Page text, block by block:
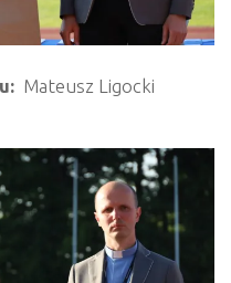
Mateusz Ligocki